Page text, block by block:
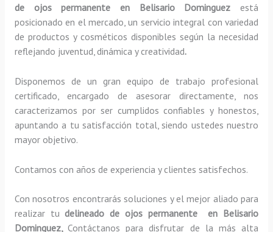
de ojos permanente en Belisario Dominguez está
posicionado en el mercado, un servicio integral con variedad
de productos y cosméticos disponibles según la necesidad
reflejando juventud, dinámica y creatividad.
Disponemos de un gran equipo de trabajo profesional
certificado, encargado de asesorar directamente, nos
caracterizamos por ser cumplidos confiables y honestos,
apuntando a tu satisfacción total, siendo ustedes nuestro
mayor objetivo.
Contamos con años de experiencia y clientes satisfechos.
Con nosotros encontrarás soluciones y el mejor aliado para
realizar tudelineado de ojos permanente en Belisario
Dominguez,Contáctanos para disfrutar de la más alta